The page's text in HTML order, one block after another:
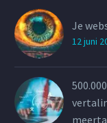
Je
12 juni